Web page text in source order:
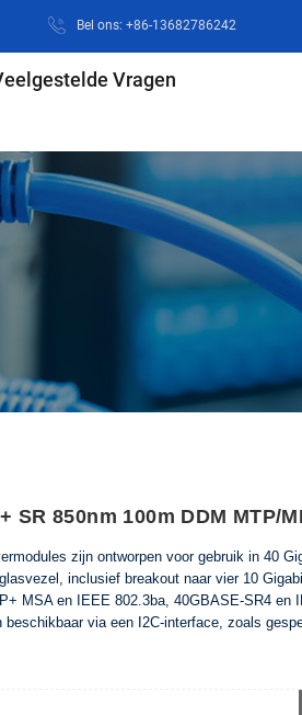
Bel ons: +86-13682786242
Vragen
SR 850nm 100m DDM MTP/
zijn ontworpen voor gebruik in 40
inclusief breakout naar vier 10
MSA en IEEE 802.3ba, 40GBASE-SR4 en
beschikbaar via een I2C-interface, zoals